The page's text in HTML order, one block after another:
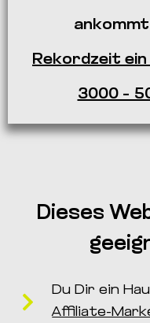
ankommt
Rekordzeit
3000 –
Dieses
Du Dir ein
Affiliate-